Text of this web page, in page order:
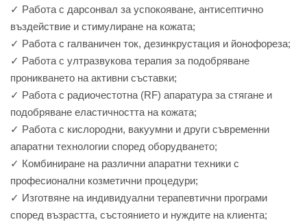
✓ Работа с дарсонвал за успокояване, антисептично
въздействие и стимулиране на кожата;
✓ Работа с галваничен ток, дезинкрустация и йонофореза;
✓ Работа с ултразвукова терапия за подобряване
проникването на активни съставки;
✓ Работа с радиочестотна (RF) апаратура за стягане и
подобряване еластичността на кожата;
✓ Работа с кислородни, вакуумни и други съвременни
апаратни технологии според оборудването;
✓ Комбиниране на различни апаратни техники с
професионални козметични процедури;
✓ Изготвяне на индивидуални терапевтични програми
според възрастта, състоянието и нуждите на клиента;